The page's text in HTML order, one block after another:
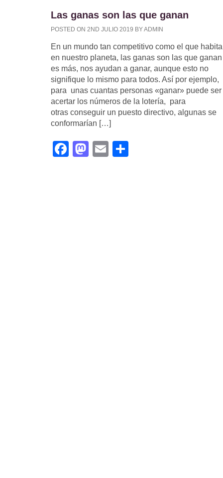
Las ganas son las que ganan
POSTED ON 2ND JULIO 2019 BY ADMIN
En un mundo tan competitivo como el que habita
en nuestro planeta, las ganas son las que ganan
es más, nos ayudan a ganar, aunque esto no
signifique lo mismo para todos. Así por ejemplo,
para unas cuantas personas «ganar» puede ser
acertar los números de la lotería, para
otras conseguir un puesto directivo, algunas se
conformarían […]
Facebook
Mastodon
Email